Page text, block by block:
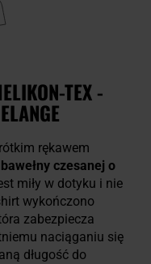
TEX -
rękawem
czesanej o
miły w dotyku i nie
wykończono
zabezpiecza
naciąganiu się
długość do